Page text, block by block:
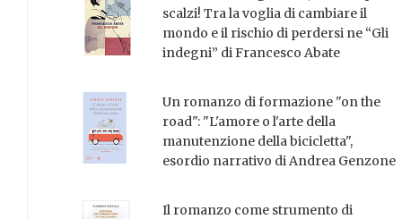
scalzi! Tra la voglia di cambiare il
mondo e il rischio di perdersi ne “Gli
indegni” di Francesco Abate
Un romanzo di formazione "on the
road": "L'amore o l'arte della
manutenzione della bicicletta",
esordio narrativo di Andrea Genzone
Il romanzo come strumento di